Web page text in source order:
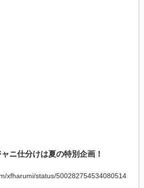
ニ仕分けは夏の特別企画！